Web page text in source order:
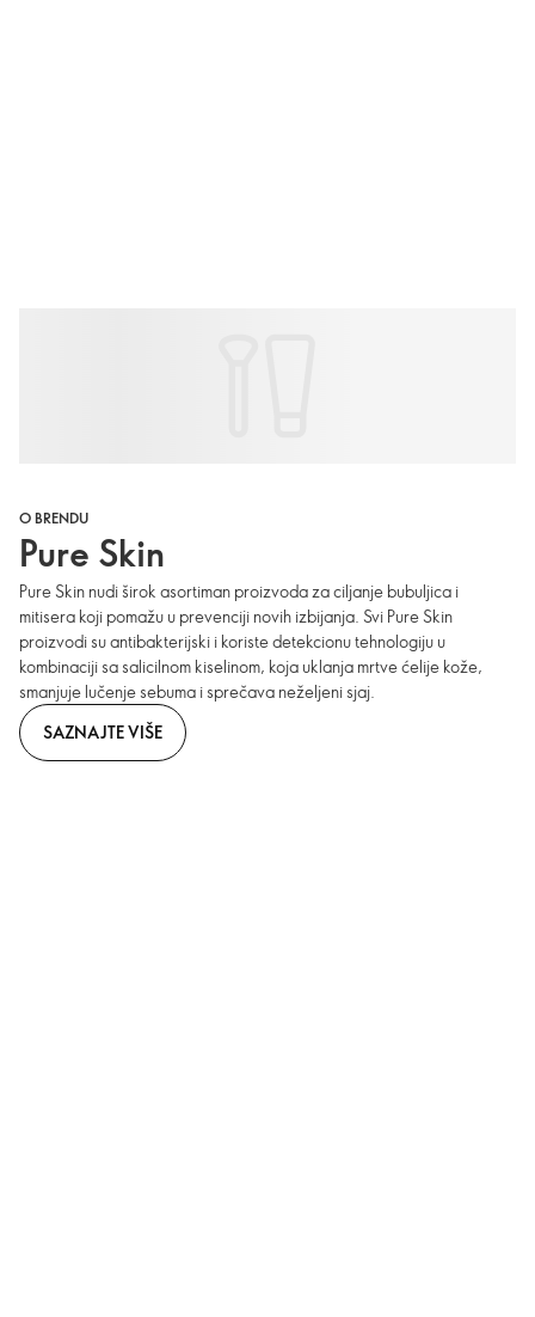
O BRENDU
Pure Skin
Pure Skin nudi širok asortiman proizvoda za ciljanje bubuljica i
mitisera koji pomažu u prevenciji novih izbijanja. Svi Pure Skin
proizvodi su antibakterijski i koriste detekcionu tehnologiju u
kombinaciji sa salicilnom kiselinom, koja uklanja mrtve ćelije kože,
smanjuje lučenje sebuma i sprečava neželjeni sjaj.
SAZNAJTE VIŠE